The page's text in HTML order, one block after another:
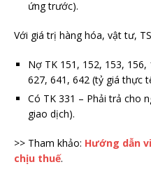
ứng trước).
Với giá trị hàng hóa, vật tư,
Nợ TK 151, 152, 153,
627, 641, 642 (tỷ giá thực
Có TK 331 – Phải trả cho
giao dịch).
>> Tham khảo: Hướng dẫn
chịu thuế.